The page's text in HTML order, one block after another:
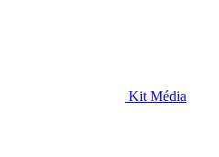
Kit Média